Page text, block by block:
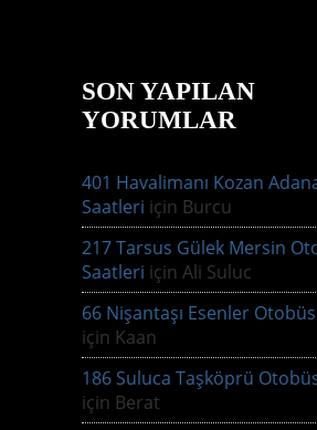
SON YAPILAN
YORUMLAR
401 Havalimanı Kozan
Saatleri için Burcu
217 Tarsus Gülek Mersin
Saatleri için Ali Suluc
66 Nişantaşı Esenler
için Kaan
186 Suluca Taşköprü
için Berat